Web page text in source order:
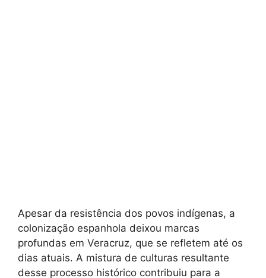
Apesar da resistência dos povos indígenas, a
colonização espanhola deixou marcas
profundas em Veracruz, que se refletem até os
dias atuais. A mistura de culturas resultante
desse processo histórico contribuiu para a